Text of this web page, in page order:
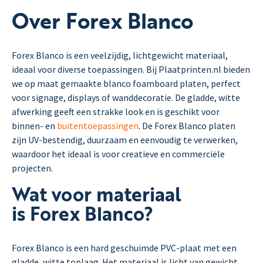
Over Forex Blanco
Forex Blanco is een veelzijdig, lichtgewicht materiaal,
ideaal voor diverse toepassingen. Bij Plaatprinten.nl bieden
we op maat gemaakte blanco foamboard platen, perfect
voor signage, displays of wanddecoratie. De gladde, witte
afwerking geeft een strakke look en is geschikt voor
binnen- en buitentoepassingen. De Forex Blanco platen
zijn UV-bestendig, duurzaam en eenvoudig te verwerken,
waardoor het ideaal is voor creatieve en commerciële
projecten.
Wat voor materiaal
is Forex Blanco?
Forex Blanco is een hard geschuimde PVC-plaat met een